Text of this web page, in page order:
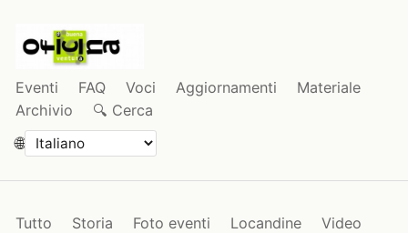
Eventi FAQ Voci Aggiornamenti
Materiale
Archivio
🔍 Cerca
🌐
Tutto Storia Foto eventi Locandine
Video